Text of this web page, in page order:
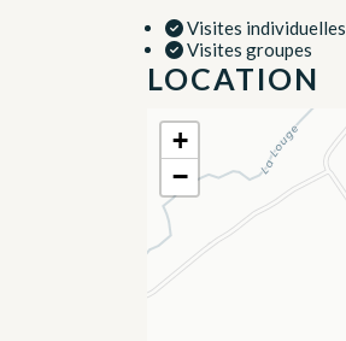
Visites individuelles
Visites groupes
LOCATION
+
−